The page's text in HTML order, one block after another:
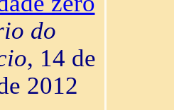
do
, 14 de
2012